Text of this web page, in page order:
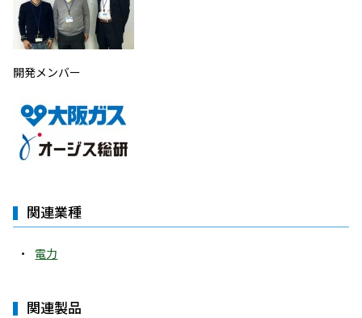
開発メンバー
関連業種
電力
関連製品